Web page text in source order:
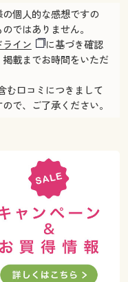
個人的な感想ですの
ではありません。
ライン
に基づき確認
載までお時間をいただ
む口コミにつきまして
で、ご了承ください。